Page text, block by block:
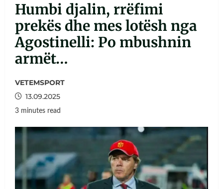
Humbi djalin, rrëfimi
prekës dhe mes lotësh nga
Agostinelli: Po mbushnin
armët…
VETEMSPORT
13.09.2025
3 minutes read